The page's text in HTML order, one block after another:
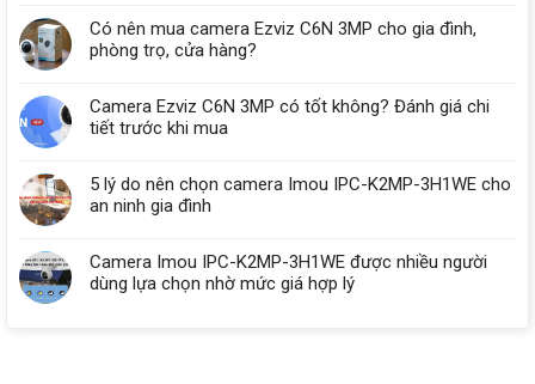
Có nên mua camera Ezviz C6N 3MP cho gia đình,
phòng trọ, cửa hàng?
Camera Ezviz C6N 3MP có tốt không? Đánh giá chi
tiết trước khi mua
5 lý do nên chọn camera Imou IPC-K2MP-3H1WE cho
an ninh gia đình
Camera Imou IPC-K2MP-3H1WE được nhiều người
dùng lựa chọn nhờ mức giá hợp lý